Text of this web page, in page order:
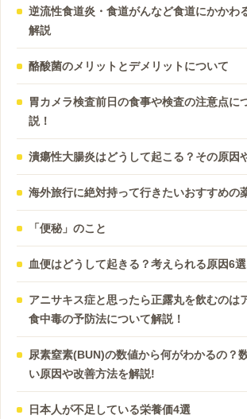
逆流性食道炎・食道がんなど食道にかかわ
解説
酪酸菌のメリットとデメリットについて
胃カメラ検査前日の食事や検査の注意点に
説！
潰瘍性大腸炎はどうして起こる？その原因
海外旅行に絶対持って行きたいおすすめの
「便秘」のこと
血便はどうして起きる？考えられる原因6選
アニサキス症と思ったら正露丸を飲むのは
食中毒の予防法について解説！
尿素窒素(BUN)の数値から何がわかるの？
い原因や改善方法を解説!
日本人が不足している栄養価4選